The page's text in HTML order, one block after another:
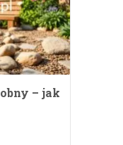
– jak